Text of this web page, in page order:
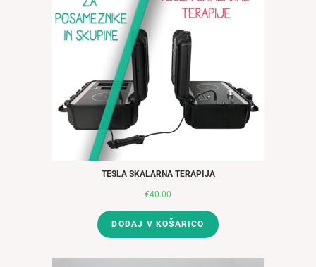
TESLA SKALARNA TERAPIJA
€40.00
DODAJ V KOŠARICO